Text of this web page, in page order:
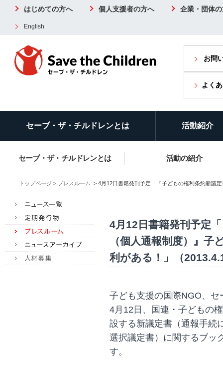
はじめての方へ 個人支援者の方へ 企業・団体
English
お問
よく
セーブ・ザ・チルドレンとは 活動紹介
セーブ・ザ・チルドレンとは 活動の紹介
トップページ > プレスルーム > 4月12日書籍発刊予定「『子どもの権利条約新議
4月12日書籍発刊予定
（個人通報制度）』
利がある！」（
子ども支援の国際NGO、
4月12日、国連・子どもの
設する新議定書（通報手続
選択議定書）に関するブッ
す。